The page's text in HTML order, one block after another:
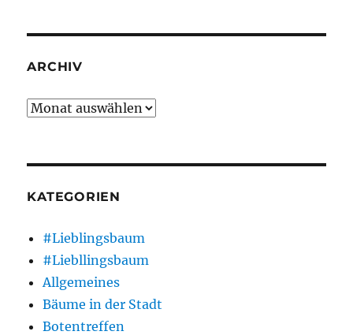
ARCHIV
Archiv
KATEGORIEN
#Lieblingsbaum
#Liebllingsbaum
Allgemeines
Bäume in der Stadt
Botentreffen